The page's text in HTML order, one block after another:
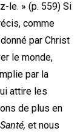
le. » (p. 559) Si
comme
par Christ
le monde,
par la
attire les
de plus en
et nous